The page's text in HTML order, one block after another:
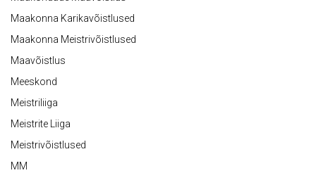
Maakonna Karikavõistlused
Maakonna Meistrivõistlused
Maavõistlus
Meeskond
Meistriliiga
Meistrite Liiga
Meistrivõistlused
MM